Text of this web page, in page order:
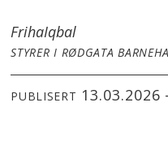
FrihaIqbal
STYRER I RØDGATA
PUBLISERT